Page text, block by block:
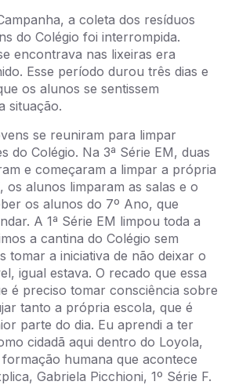
a coleta dos resíduos
do Colégio foi interrompida.
encontrava nas lixeiras era
Esse período durou três dias e
os alunos se sentissem
situação.
se reuniram para limpar
do Colégio. Na 3ª Série EM, duas
e começaram a limpar a própria
os alunos limparam as salas e o
os alunos do 7º Ano, que
A 1ª Série EM limpou toda a
a cantina do Colégio sem
tomar a iniciativa de não deixar o
igual estava. O recado que essa
é preciso tomar consciência sobre
tanto a própria escola, que é
parte do dia. Eu aprendi a ter
cidadã aqui dentro do Loyola,
humana que acontece
Gabriela Picchioni, 1º Série F.